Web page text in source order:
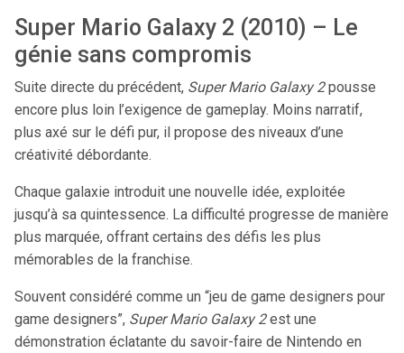
Super Mario Galaxy 2 (2010) – Le
génie sans compromis
Suite directe du précédent, Super Mario Galaxy 2pousse
encore plus loin l’exigence de gameplay. Moins narratif,
plus axé sur le défi pur, il propose des niveaux d’une
créativité débordante.
Chaque galaxie introduit une nouvelle idée, exploitée
jusqu’à sa quintessence. La difficulté progresse de manière
plus marquée, offrant certains des défis les plus
mémorables de la franchise.
Souvent considéré comme un “jeu de game designers pour
game designers”, Super Mario Galaxy 2est une
démonstration éclatante du savoir-faire de Nintendo en